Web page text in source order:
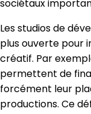
sociétaux
Les studios de
plus ouverte pour
créatif. Par
permettent de
forcément leur
productions. Ce